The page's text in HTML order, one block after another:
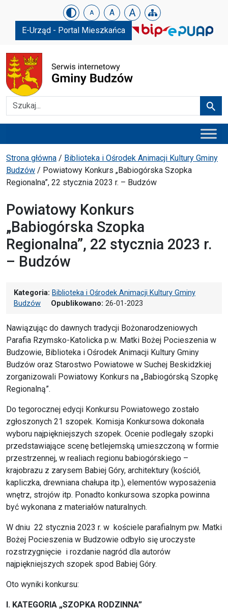
Urząd Gminy w Budzowie
Skip menu A A A
E-Urząd - Portal Mieszkańca
Szukaj
Ścieżka powrotu
Strona główna / Biblioteka i Ośrodek Animacji Kultury Gminy
Budzów / Powiatowy Konkurs „Babiogórska Szopka
Regionalna”, 22 stycznia 2023 r. – Budzów
Powiatowy Konkurs
„Babiogórska Szopka
Regionalna”, 22 stycznia 2023 r.
– Budzów
Kategoria: Biblioteka i Ośrodek Animacji Kultury Gminy
Budzów
Opublikowano: 26-01-2023
Nawiązując do dawnych tradycji Bożonarodzeniowych
Parafia Rzymsko-Katolicka p.w. Matki Bożej Pocieszenia w
Budzowie, Biblioteka i Ośrodek Animacji Kultury Gminy
Budzów oraz Starostwo Powiatowe w Suchej Beskidzkiej
zorganizowali Powiatowy Konkurs na „Babiogórską Szopkę
Regionalną”.
Do tegorocznej edycji Konkursu Powiatowego zostało
zgłoszonych 21 szopek. Komisja Konkursowa dokonała
wyboru najpiękniejszych szopek. Ocenie podlegały szopki
przedstawiające scenę betlejemską umieszczoną w formie
przestrzennej, w realiach regionu babiogórskiego –
krajobrazu z zarysem Babiej Góry, architektury (kościół,
kapliczka, drewniana chałupa itp.), elementów wyposażenia
wnętrz, strojów itp. Ponadto konkursowa szopka powinna
być wykonana z materiałów naturalnych.
W dniu 22 stycznia 2023 r. w kościele parafialnym pw. Matki
Bożej Pocieszenia w Budzowie odbyło się uroczyste
rozstrzygnięcie i rozdanie nagród dla autorów
najpiękniejszych szopek spod Babiej Góry.
Oto wyniki konkursu:
I. KATEGORIA „SZOPKA RODZINNA”